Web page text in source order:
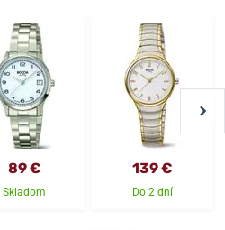
89 €
Skladom
139 €
Do 2 dní